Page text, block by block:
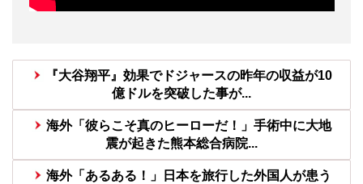
『大谷翔平』効果でドジャースの昨年の収益が10
億ドルを突破した事が...
海外「彼らこそ真のヒーローだ！」手術中に大地
震が起きた熊本総合病院...
海外「あるある！」日本を旅行した外国人が患う